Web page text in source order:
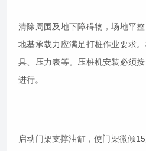
清除周围及地下障碍物，场地平
地基承载力应满足打桩作业要求
具、压力表等。压桩机安装必须
进行。
启动门架支撑油缸，使门架微倾